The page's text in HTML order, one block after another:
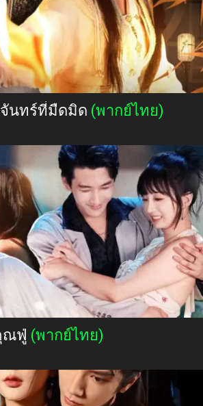
จันทร์ที่มืดมิด (พากย์ไทย)
ณฟู่ (พากย์ไทย)